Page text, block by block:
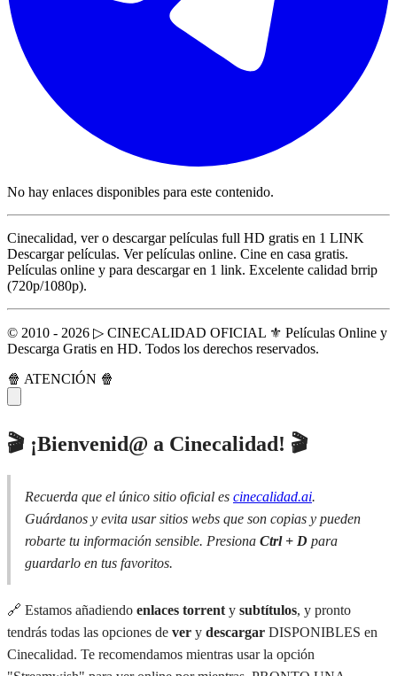
No hay enlaces disponibles para este contenido.
Cinecalidad, ver o descargar películas full HD gratis en 1 LINK
Descargar películas. Ver películas online. Cine en casa gratis.
Películas online y para descargar en 1 link. Excelente calidad brrip
(720p/1080p).
© 2010 - 2026 ▷ CINECALIDAD OFICIAL ⚜️ Películas Online y
Descarga Gratis en HD. Todos los derechos reservados.
🍿 ATENCIÓN 🍿
🎬 ¡Bienvenid@ a Cinecalidad! 🎬
Recuerda que el único sitio oficial es cinecalidad.ai.
Guárdanos y evita usar sitios webs que son copias y pueden
robarte tu información sensible. Presiona Ctrl + D para
guardarlo en tus favoritos.
🔗 Estamos añadiendo enlaces torrent y subtítulos, y pronto
tendrás todas las opciones de ver y descargar DISPONIBLES en
Cinecalidad. Te recomendamos mientras usar la opción